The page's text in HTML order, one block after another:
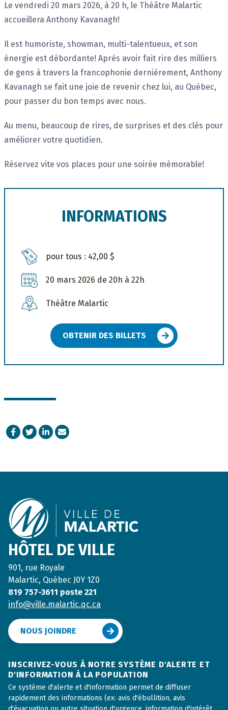
Le vendredi 20 mars 2026, à 20 h, le Théâtre Malartic
accueillera Anthony Kavanagh!
Il est humoriste, showman, multi-talentueux, et son
énergie est débordante! Après avoir fait rire des milliers
de gens à travers la francophonie dernièrement, Anthony
Kavanagh se fait une joie de revenir chez lui, au Québec,
pour passer du bon temps avec nous.
Au menu, beaucoup de rires, de surprises et des clés pour
améliorer votre quotidien.
Réservez vite vos places pour une soirée mémorable!
INFORMATIONS
pour tous : 42,00 $
20 mars 2026 de 20h à 22h
Théâtre Malartic
OBTENIR DES BILLETS
Facebook
TwitterLinkedIn
Courriel
HÔTEL DE VILLE
901, rue Royale
Malartic, Québec J0Y 1Z0
819 757-3611 poste 221
info@ville.malartic.qc.ca
NOUS JOINDRE
INSCRIVEZ-VOUS À NOTRE SYSTÈME D'ALERTE ET
D'INFORMATION À LA POPULATION
Ce système d'alerte et d'information permet de diffuser
rapidement des informations (ex: avis d'ébullition, avis